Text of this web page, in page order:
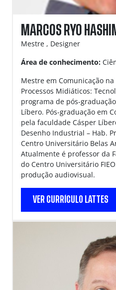
MARCOS RYO
Mestre , Designer
Área de conhecimento:
Mestre em Comunicação
Processos Midiáticos:
programa de pós-
Líbero. Pós-graduação em
pela faculdade Cásper
Desenho Industrial – Hab.
Centro Universitário Belas
Atualmente é professor da
do Centro Universitário
produção audiovisual.
VER CURRÍCULO LATTES